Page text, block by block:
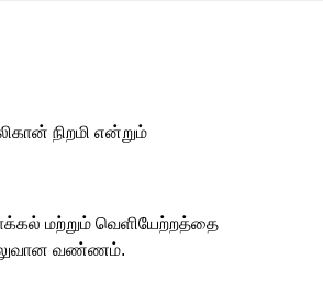
நிறமி என்றும்
மற்றும் வெளியேற்றத்தை
வலுவான வண்ணம்.